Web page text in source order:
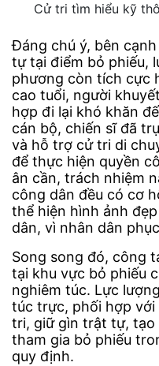
Cử tri tìm hiểu kỹ
Đáng chú ý, bên
tự tại điểm bỏ phiếu,
phương còn tích cực
cao tuổi, người
hợp đi lại khó khăn
cán bộ, chiến sĩ đã
và hỗ trợ cử tri di
để thực hiện quyền
ân cần, trách nhiệm
công dân đều có cơ
thể hiện hình ảnh
dân, vì nhân dân
Song song đó, công
tại khu vực bỏ phiếu
nghiêm túc. Lực
túc trực, phối hợp
tri, giữ gìn trật tự, tạo
tham gia bỏ phiếu
quy định.